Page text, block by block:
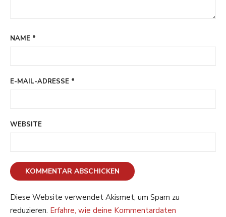
NAME *
E-MAIL-ADRESSE *
WEBSITE
Diese Website verwendet Akismet, um Spam zu
reduzieren. Erfahre, wie deine Kommentardaten